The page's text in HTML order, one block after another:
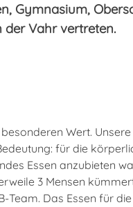
Gymnasium,
Vahr vertreten.
Wert.
für die
Essen anzubieten
3 Mensen
Das Essen für